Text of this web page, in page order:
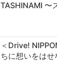
TASHINAMI 〜
＜Drive!
ちに想いをは